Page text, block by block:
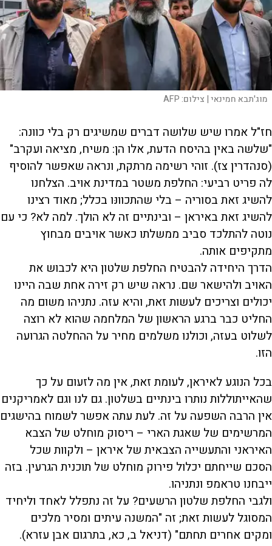
מוג'תבא חמינאי | צילום:AFP
חז"ל אמרו שיש שלושה דברים שמשיגים רק בלי כוונה:
"שלשה באין בהיסח הדעת, אלו הן: משיח, מציאה ועקרב"
(סנהדרין צז). זוהי רשימה מרתקת, ונראה שאפשר להוסיף
לה פריט רביעי: החלפת משטר במדינת אויב. הצלחנו
להשיג זאת בסוריה – בלי שהתכוונּו בכלל; מאוד רצינו
להשיג זאת באיראן – ובינתיים זה לא הולך. למה לא? כי עם
נוטה להתלכד סביב ממשלתו כאשר אויבים מבחוץ
מתקיפים אותה.
הדרך היחידה להבטיח החלפת שלטון היא לכבוש את
האויב ולהישאר שם. נראה שיש רק זירה אחת שבה היינו
יכולים וצריכים לעשות זאת, והיא עזה. נתניהו משום מה
החליט כבר ברגע הראשון של המלחמה שהוא לא רוצה
לשלוט בעזה, וכולנו משלמים מחיר על ההחלטה הגרועה
הזו.
בכל הנוגע לאיראן, לעומת זאת, אין מה לזעום על כך
שהאייתוללות נותרו בינתיים בשלטון. גם לנו וגם לאמריקנים
אין הרבה השפעה על זה. לעת עתה אפשר לשמוח בהישגים
המרשימים של שאגת הארי – ריסוק מוחלט של הצבא
האיראני והתעשייה הצבאית של איראן – ולקוות שכל
הסכם שייחתם יכלול פירוק מוחלט של תוכנית הגרעין. בזה
ייבחנו טראמפ ונתניהו.
ולגבי החלפת שלטון הרשעים? על זה נתפלל לאחד וליחיד
המסוגל לעשות זאת; זה "המשנה עיתים ומסיר מלכים
ומקים אחרים תחתם" (דניאל ב, כא, בתרגום אבן עזרא).